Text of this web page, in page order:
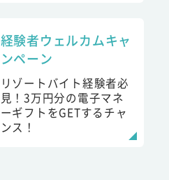
経験者ウェルカムキャ
ンペーン
リゾートバイト経験者必
見！3万円分の電子マネ
ーギフトをGETするチャ
ンス！